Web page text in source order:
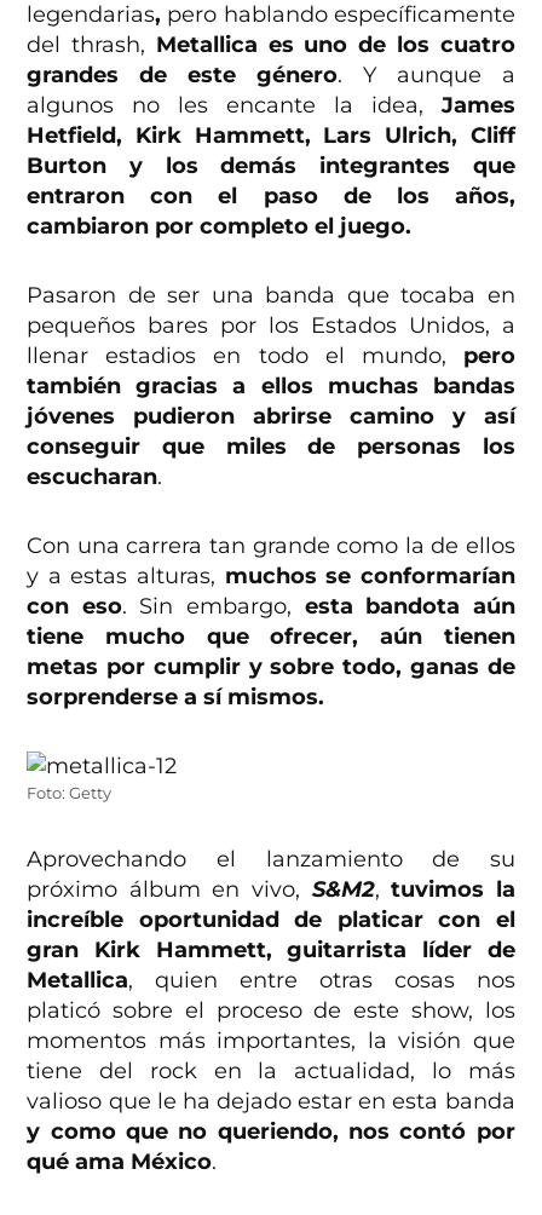
legendarias, pero hablando específicamente
del thrash, Metallica es uno de los cuatro
grandes de este género. Y aunque a
algunos no les encante la idea, James
Hetfield, Kirk Hammett, Lars Ulrich, Cliff
Burton y los demás integrantes que
entraron con el paso de los años,
cambiaron por completo el juego.
Pasaron de ser una banda que tocaba en
pequeños bares por los Estados Unidos, a
llenar estadios en todo el mundo, pero
también gracias a ellos muchas bandas
jóvenes pudieron abrirse camino y así
conseguir que miles de personas los
escucharan.
Con una carrera tan grande como la de ellos
y a estas alturas, muchos se conformarían
con eso. Sin embargo, esta bandota aún
tiene mucho que ofrecer, aún tienen
metas por cumplir y sobre todo, ganas de
sorprenderse a sí mismos.
Foto: Getty
Aprovechando el lanzamiento de su
próximo álbum en vivo, S&M2,tuvimos la
increíble oportunidad de platicar con el
gran Kirk Hammett, guitarrista líder de
Metallica, quien entre otras cosas nos
platicó sobre el proceso de este show, los
momentos más importantes, la visión que
tiene del rock en la actualidad, lo más
valioso que le ha dejado estar en esta banda
y como que no queriendo, nos contó por
qué ama México.